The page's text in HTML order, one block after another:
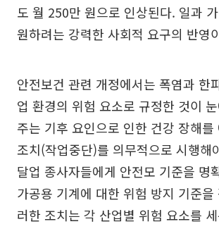
도 월 250만 원으로 인상된다. 일과
원하려는 강력한 사회적 요구의 반영
안전보건 관련 개정에서는 폭염과 한
업 환경의 위험 요소로 규정한 것이
주는 기후 요인으로 인한 건강 장해를
조치(작업중단)를 의무적으로 시행해
달업 종사자들에게 안전모 기준을 명
가공용 기계에 대한 위험 방지 기준을
러한 조치는 각 산업별 위험 요소를